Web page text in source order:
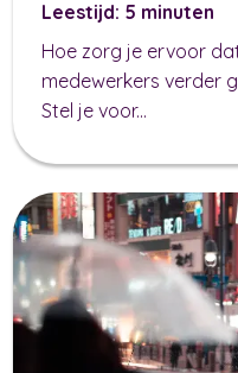
Leestijd: 5 minuten
Hoe zorg je ervoor
medewerkers verder
Stel je voor...